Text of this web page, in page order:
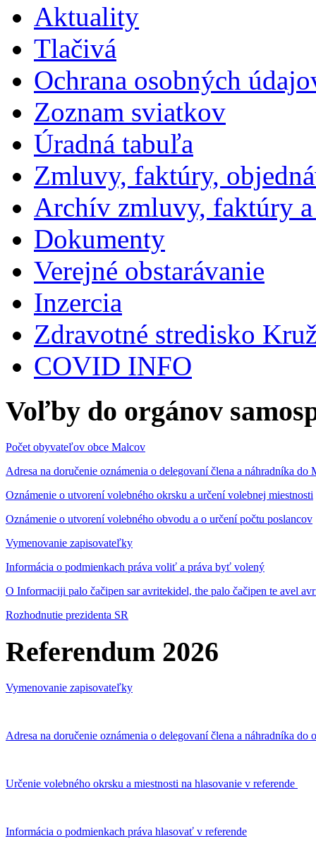
Aktuality
Tlačivá
Ochrana osobných
Zoznam sviatkov
Úradná tabuľa
Zmluvy, faktúry,
Archív zmluvy, faktúry
Dokumenty
Verejné obstarávanie
Inzercia
Zdravotné stredisko
COVID INFO
Voľby do orgánov
Počet obyvateľov obce Malcov
Adresa na doručenie oznámenia o delegovaní člena a náhradníka
Oznámenie o utvorení volebného okrsku a určení volebnej miestnosti
Oznámenie o utvorení volebného obvodu a o určení počtu poslancov
Vymenovanie zapisovateľky
Informácia o podmienkach práva voliť a práva byť volený
O Informaciji palo čačipen sar avritekidel, the palo čačipen te avel
Rozhodnutie prezidenta SR
Referendum 2026
Vymenovanie zapisovateľky
Adresa na doručenie oznámenia o delegovaní člena a náhradníka
Určenie volebného okrsku a miestnosti na hlasovanie v referende
Informácia o podmienkach práva hlasovať v referende